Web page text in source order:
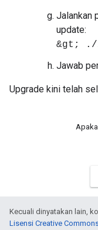
Jalankan
update:
&gt; ./
Jawab
Upgrade kini telah
Kecuali dinyatakan lain,
Lisensi Creative